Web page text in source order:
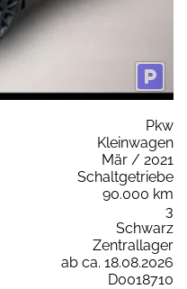
Pkw
Kleinwagen
Mär / 2021
Schaltgetriebe
90.000 km
3
Schwarz
Zentrallager
ab ca. 18.08.2026
D0018710